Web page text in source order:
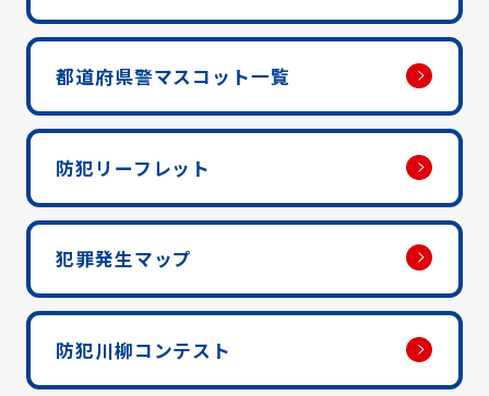
都道府県警マスコット一覧
防犯リーフレット
犯罪発生マップ
防犯川柳コンテスト